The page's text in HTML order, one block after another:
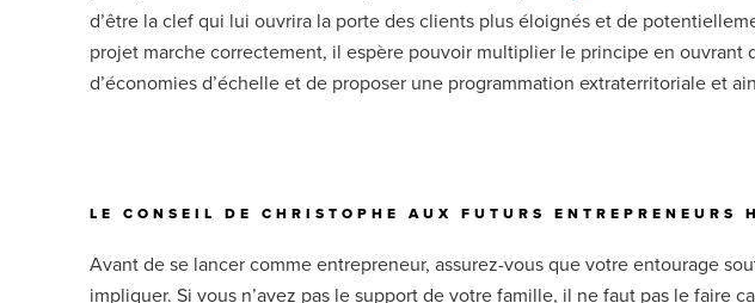
d’être la clef qui lui ouvrira la porte des clients plus éloignés et de
projet marche correctement, il espère pouvoir multiplier le principe en ouvrant
d’économies d’échelle et de proposer une programmation extraterritoriale et
LE CONSEIL DE CHRISTOPHE AUX FUTURS ENTREPRENEURS
Avant de se lancer comme entrepreneur, assurez-vous que votre entourage
impliquer. Si vous n’avez pas le support de votre famille, il ne faut pas le faire